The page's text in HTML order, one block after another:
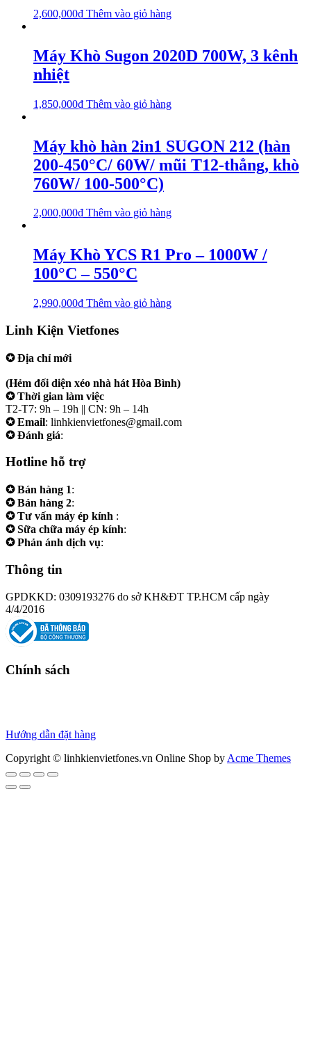
2,600,000₫ Thêm vào giỏ hàng
Máy Khò Sugon 2020D 700W, 3 kênh
nhiệt
1,850,000₫ Thêm vào giỏ hàng
Máy khò hàn 2in1 SUGON 212 (hàn
200-450°C/ 60W/ mũi T12-thẳng, khò
760W/ 100-500°C)
2,000,000₫ Thêm vào giỏ hàng
Máy Khò YCS R1 Pro – 1000W /
100°C – 550°C
2,990,000₫ Thêm vào giỏ hàng
Linh Kiện Vietfones
✪ Địa chỉ mới
(Hẻm đối diện xéo nhà hát Hòa Bình)
✪ Thời gian làm việc
T2-T7: 9h – 19h || CN: 9h – 14h
✪ Email: linhkienvietfones@gmail.com
✪ Đánh giá:
Hotline hỗ trợ
✪ Bán hàng 1:
✪ Bán hàng 2:
✪ Tư vấn máy ép kính :
✪ Sữa chữa máy ép kính:
✪ Phản ánh dịch vụ:
Thông tin
GPDKKD: 0309193276 do sở KH&ĐT TP.HCM cấp ngày
4/4/2016
Chính sách
Hướng dẫn đặt hàng
Copyright © linhkienvietfones.vn Online Shop by Acme Themes